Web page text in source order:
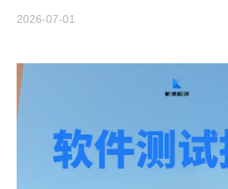
2026-07-01